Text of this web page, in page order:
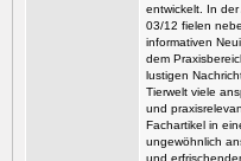
entwickelt. In der
03/12 fielen
informativen
dem
lustigen
Tierwelt viele
und
Fachartikel in
ungewöhnlich
und